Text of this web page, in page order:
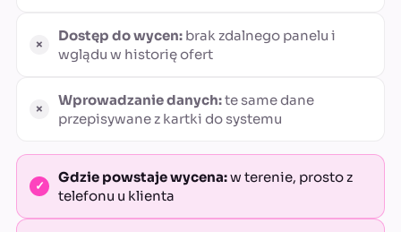
Dostęp do wycen: brak zdalnego panelu i
wglądu w historię ofert
Wprowadzanie danych:te same dane
przepisywane z kartki do systemu
Gdzie powstaje wycena:w terenie, prosto z
telefonu u klienta